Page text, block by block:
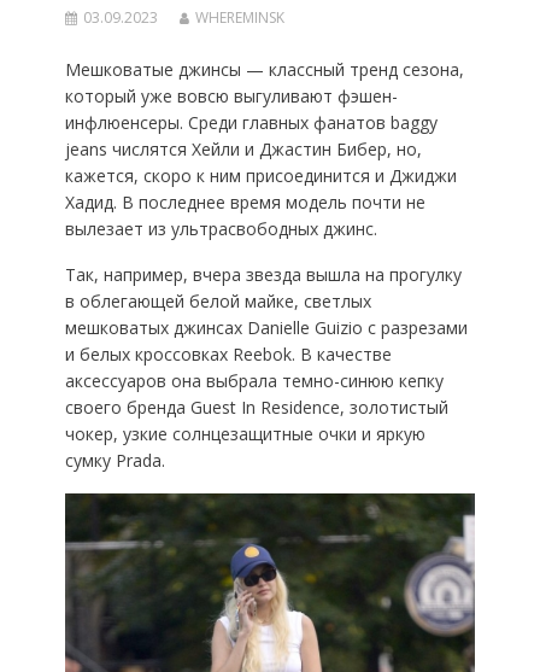
03.09.2023 WHEREMINSK
Мешковатые джинсы — классный тренд сезона,
который уже вовсю выгуливают фэшен-
инфлюенсеры. Среди главных фанатов baggy
jeans числятся Хейли и Джастин Бибер, но,
кажется, скоро к ним присоединится и Джиджи
Хадид. В последнее время модель почти не
вылезает из ультрасвободных джинс.
Так, например, вчера звезда вышла на прогулку
в облегающей белой майке, светлых
мешковатых джинсах Danielle Guizio с разрезами
и белых кроссовках Reebok. В качестве
аксессуаров она выбрала темно-синюю кепку
своего бренда Guest In Residence, золотистый
чокер, узкие солнцезащитные очки и яркую
сумку Prada.